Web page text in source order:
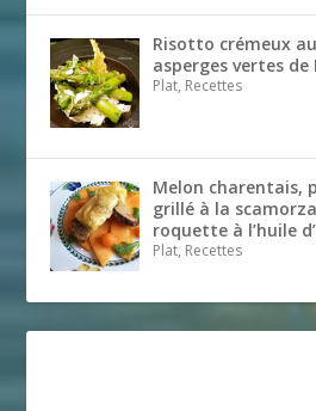
Risotto crémeux
asperges vertes de
Plat, Recettes
Melon charentais,
grillé à la
roquette à l’huile
Plat, Recettes